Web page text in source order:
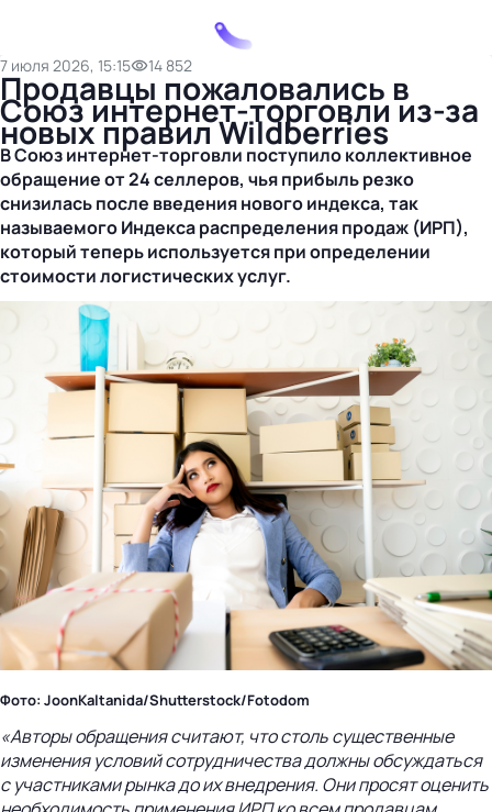
7 июля 2026, 15:15 14 852
Продавцы пожаловались в
Союз интернет-торговли из-за
новых правил Wildberries
В Союзинтернет-торговли поступило коллективное
обращение от 24 селлеров, чья прибыль резко
снизилась после введения нового индекса, так
называемого Индекса распределения продаж (ИРП),
который теперь используется при определении
стоимости логистических услуг.
Фото: JoonKaltanida/Shutterstock/Fotodom
«Авторы обращения считают, что столь существенные
изменения условий сотрудничества должны обсуждаться
с участниками рынка до их внедрения. Они просят оценить